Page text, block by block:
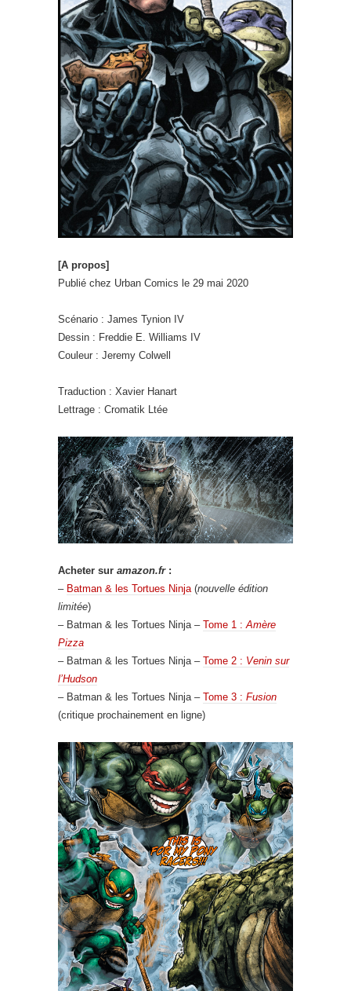
[A propos]
Publié chez Urban Comics le 29 mai 2020
Scénario : James Tynion IV
Dessin : Freddie E. Williams IV
Couleur : Jeremy Colwell
Traduction : Xavier Hanart
Lettrage : Cromatik Ltée
Acheter sur amazon.fr:
– Batman & les Tortues Ninja(nouvelle édition
limitée)
– Batman & les Tortues Ninja – Tome 1 :Amère
Pizza
– Batman & les Tortues Ninja – Tome 2 : Venin sur
l’Hudson
– Batman & les Tortues Ninja – Tome 3 : Fusion
(critique prochainement en ligne)